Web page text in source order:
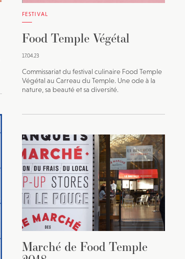
FESTIVAL
Food Temple Végétal
17.04.23
Commissariat du festival culinaire Food Temple
Végétal au Carreau du Temple. Une ode à la
nature, sa beauté et sa diversité.
Marché de Food Temple